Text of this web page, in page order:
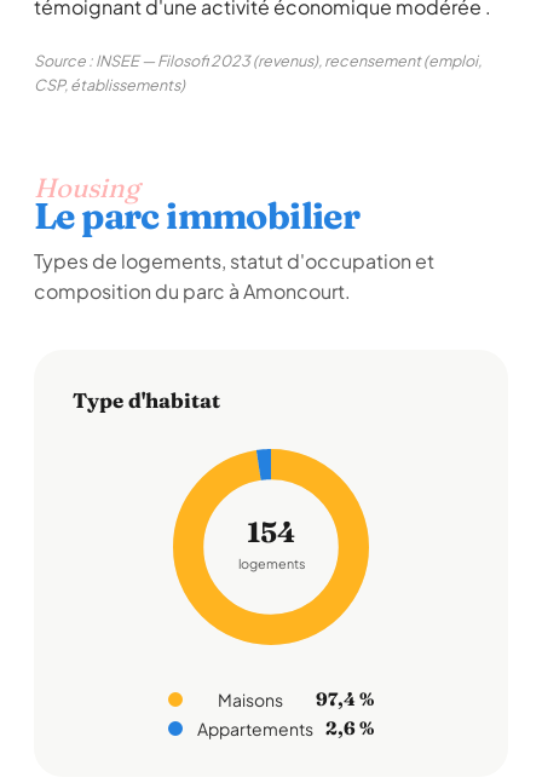
témoignant d'une activité économique modérée .
Source : INSEE — Filosofi 2023 (revenus), recensement (emploi,
CSP, établissements)
Housing
Le parc immobilier
Types de logements, statut d'occupation et
composition du parc à Amoncourt.
Type d'habitat
154
logements
Maisons 97,4 %
Appartements 2,6 %